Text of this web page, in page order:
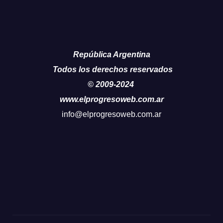
República Argentina
Todos los derechos reservados
© 2009-2024
www.elprogresoweb.com.ar
info@elprogresoweb.com.ar